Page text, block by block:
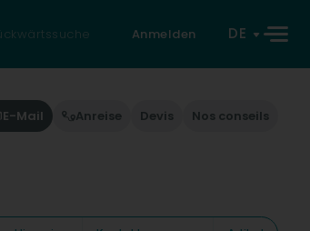
Anmelden DE
E-Mail Anreise Devis Nos conseils